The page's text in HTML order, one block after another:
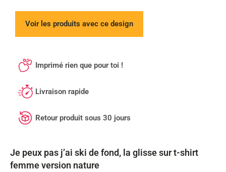
Je peux pas j’ai ski de fond, la glisse sur t-shirt
femme version nature
Voir les produits avec ce design
Imprimé rien que pour toi !
Livraison rapide
Retour produit sous 30 jours